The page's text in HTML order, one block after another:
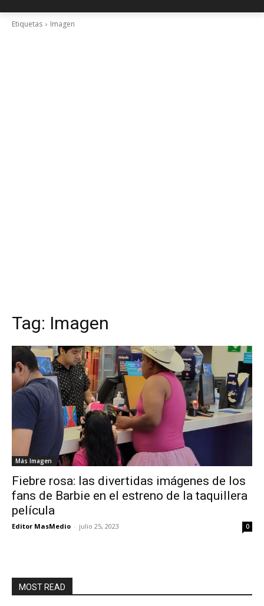
Etiquetas Imagen
Tag: Imagen
Más Imagen
Fiebre rosa: las divertidas imágenes de los
fans de Barbie en el estreno de la taquillera
película
Editor MasMedio - julio 25, 2023 0
MOST READ